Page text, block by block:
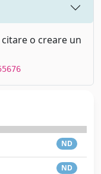
o creare un
ND
ND